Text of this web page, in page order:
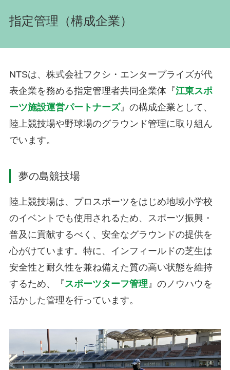
指定管理（構成企業）
NTSは、株式会社フクシ・エンタープライズが代
表企業を務める指定管理者共同企業体『江東スポ
ーツ施設運営パートナーズ』の構成企業として、
陸上競技場や野球場のグラウンド管理に取り組ん
でいます。
夢の島競技場
陸上競技場は、プロスポーツをはじめ地域小学校
のイベントでも使用されるため、スポーツ振興・
普及に貢献するべく、安全なグラウンドの提供を
心がけています。特に、インフィールドの芝生は
安全性と耐久性を兼ね備えた質の高い状態を維持
するため、『スポーツターフ管理』のノウハウを
活かした管理を行っています。